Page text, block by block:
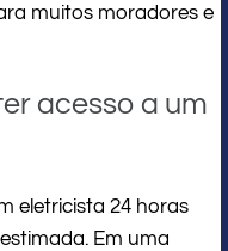
muitos moradores e
acesso a um
eletricista 24 horas
Em uma